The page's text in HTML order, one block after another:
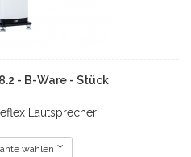
- B-Ware - Stück
Lautsprecher
wählen